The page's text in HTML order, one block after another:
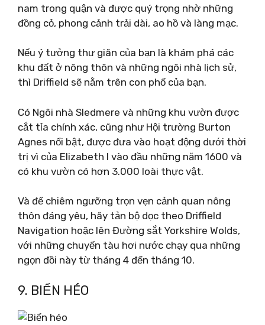
nam trong quận và được quý trọng nhờ những
đồng cỏ, phong cảnh trải dài, ao hồ và làng mạc.
Nếu ý tưởng thư giãn của bạn là khám phá các
khu đất ở nông thôn và những ngôi nhà lịch sử,
thì Driffield sẽ nằm trên con phố của bạn.
Có Ngôi nhà Sledmere và những khu vườn được
cắt tỉa chính xác, cũng như Hội trường Burton
Agnes nổi bật, được đưa vào hoạt động dưới thời
trị vì của Elizabeth I vào đầu những năm 1600 và
có khu vườn có hơn 3.000 loài thực vật.
Và để chiêm ngưỡng trọn vẹn cảnh quan nông
thôn đáng yêu, hãy tản bộ dọc theo Driffield
Navigation hoặc lên Đường sắt Yorkshire Wolds,
với những chuyến tàu hơi nước chạy qua những
ngọn đồi này từ tháng 4 đến tháng 10.
9. BIỂN HÉO